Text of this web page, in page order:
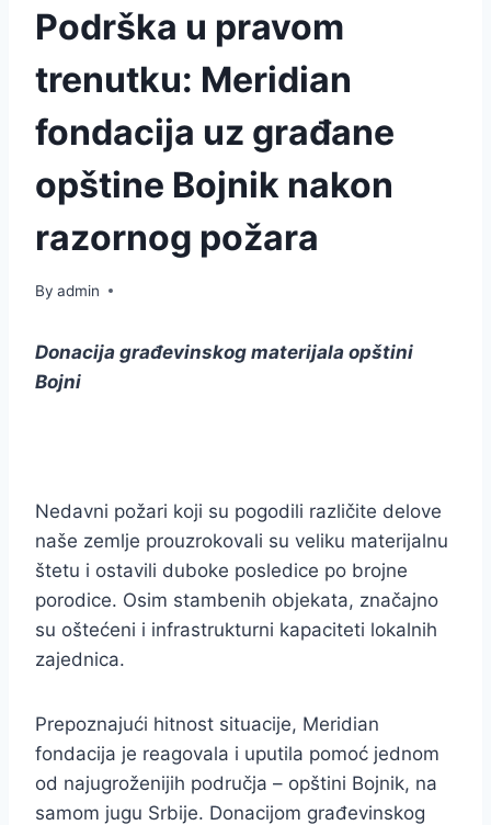
Podrška u pravom
trenutku: Meridian
fondacija uz građane
opštine Bojnik nakon
razornog požara
By admin
Donacija građevinskog materijala opštini
Bojni
Nedavni požari koji su pogodili različite delove
naše zemlje prouzrokovali su veliku materijalnu
štetu i ostavili duboke posledice po brojne
porodice. Osim stambenih objekata, značajno
su oštećeni i infrastrukturni kapaciteti lokalnih
zajednica.
Prepoznajući hitnost situacije, Meridian
fondacija je reagovala i uputila pomoć jednom
od najugroženijih područja – opštini Bojnik, na
samom jugu Srbije. Donacijom građevinskog